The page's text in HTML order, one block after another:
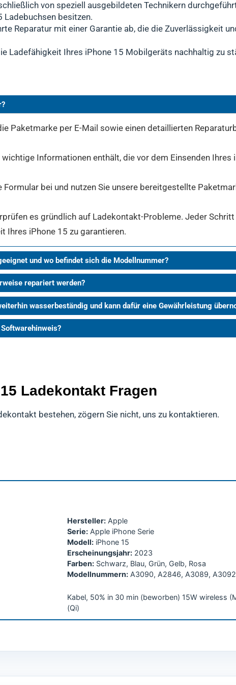
von speziell ausgebildeten Technikern
Ladebuchsen besitzen.
Reparatur mit einer Garantie ab, die die Zuverlässigkeit
Ladefähigkeit Ihres iPhone 15 Mobilgeräts nachhaltig zu
Paketmarke per E-Mail sowie einen detaillierten
Informationen enthält, die vor dem Einsenden Ihres
bei und nutzen Sie unsere bereitgestellte
es gründlich auf Ladekontakt-Probleme. Jeder
Ihres iPhone 15 zu garantieren.
und wo befindet sich die Modellnummer?
repariert werden?
wasserbeständig und kann dafür eine Gewährleistung
Ladekontakt Fragen
bestehen, zögern Sie nicht, uns zu kontaktieren.
Hersteller: Apple
Serie: Apple iPhone Serie
Modell: iPhone 15
Erscheinungsjahr: 2023
Farben: Schwarz, Blau, Grün, Gelb, Rosa
Modellnummern: A3090, A2846, A3089,
Kabel, 50% in 30 min (beworben) 15W wireless
(Qi)